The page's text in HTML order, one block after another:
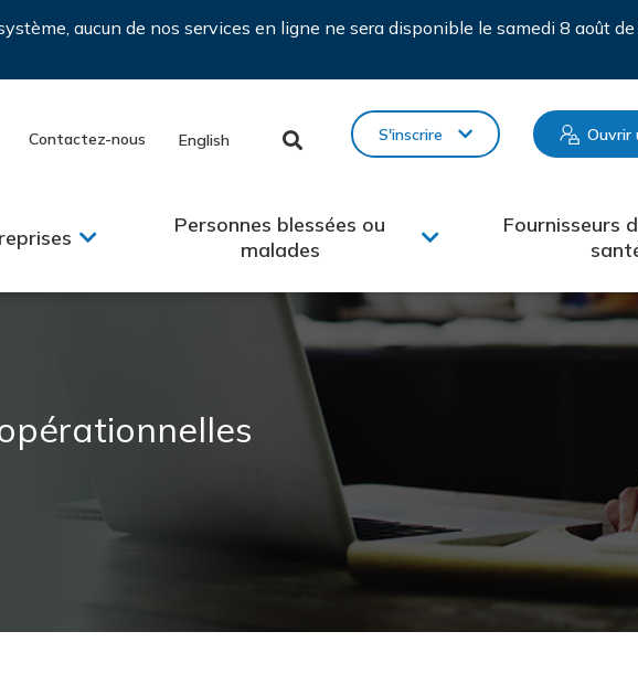
aucun de nos services en ligne ne sera disponible le samedi 8 août
Contactez-nous English S'inscrire Ouvrir
Personnes blessées ou
malades
Fournisseurs